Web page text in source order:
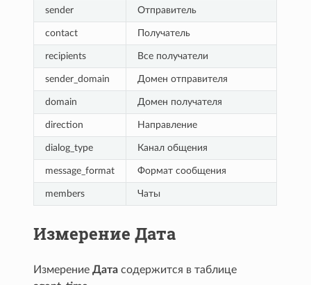
sender Отправитель
contact Получатель
recipients Все получатели
sender_domain Домен отправителя
domain Домен получателя
direction Направление
dialog_type Канал общения
message_format Формат сообщения
members Чаты
Измерение Дата
ИзмерениеДата содержится в таблице